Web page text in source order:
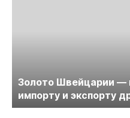
Золото Швейцарии —
импорту и экспорту